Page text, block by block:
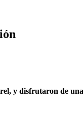
y disfrutaron de